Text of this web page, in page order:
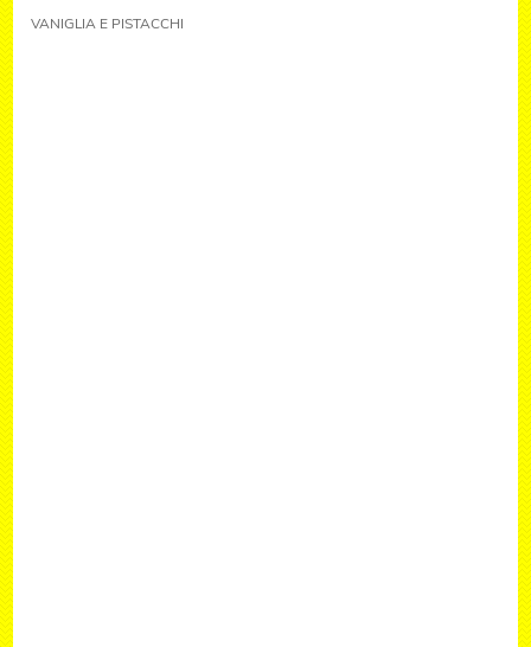
VANIGLIA E PISTACCHI